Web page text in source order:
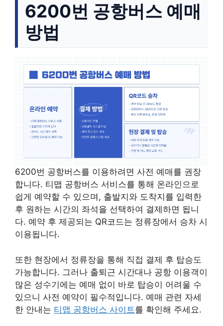
6200번 공항버스 예매
방법
6200번 공항버스를 이용하려면 사전 예매를 권장
합니다. 티맵 공항버스 서비스를 통해 온라인으로
쉽게 예약할 수 있으며, 출발지와 도착지를 입력한
후 원하는 시간의 좌석을 선택하여 결제하면 됩니
다. 예약 후 제공되는 QR코드는 정류장에서 승차 시
이용됩니다.
또한 현장에서 정류장을 통해 직접 결제 후 탑승도
가능합니다. 그러나 출퇴근 시간대나 공항 이용객이
많은 성수기에는 예매 없이 바로 탑승이 어려울 수
있으니 사전 예약이 필수적입니다. 예매 관련 자세
한 안내는 티맵 공항버스 사이트 를 확인해 주세요.